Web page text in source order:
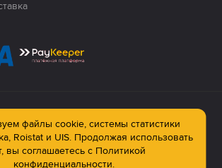
Использование
строго запрещено!
компании: © ООО ПК «Технология»,
файлы cookie, системы статистики
Roistat и UIS. Продолжая использовать
вы соглашаетесь с Политикой
конфиденциальности.